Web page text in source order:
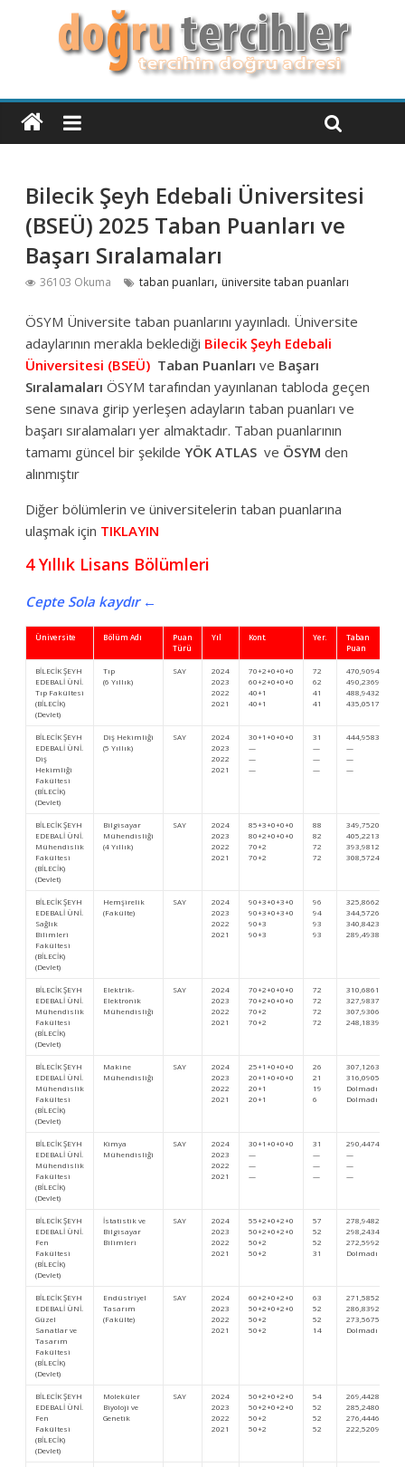
Bilecik Şeyh Edebali Üniversitesi
(BSEÜ) 2025 Taban Puanları ve
Başarı Sıralamaları
36103 Okuma taban puanları, üniversite taban puanları
ÖSYM Üniversite taban puanlarını yayınladı. Üniversite
adaylarının merakla beklediği Bilecik Şeyh Edebali
Üniversitesi (BSEÜ) Taban Puanları ve Başarı
Sıralamaları ÖSYM tarafından yayınlanan tabloda geçen
sene sınava girip yerleşen adayların taban puanları ve
başarı sıralamaları yer almaktadır. Taban puanlarının
tamamı güncel bir şekildeYÖK ATLAS ve ÖSYM den
alınmıştır
Diğer bölümlerin ve üniversitelerin taban puanlarına
ulaşmak için TIKLAYIN
4 Yıllık Lisans Bölümleri
Cepte Sola kaydır ←
Üniversite Bölüm Adı
Puan
Türü
Yıl Kont. Yer.
Taban
Puan
BİLECİK ŞEYH
EDEBALİ ÜNİ.
Tıp Fakültesi
(BİLECİK)
(Devlet)
Tıp
(6 Yıllık)
SAY
2024
2023
2022
2021
70+2+0+0+0
60+2+0+0+0
40+1
40+1
72
62
41
41
470,90948
490,23696
488,94324
435,05170
BİLECİK ŞEYH
EDEBALİ ÜNİ.
Diş
Hekimliği
Fakültesi
(BİLECİK)
(Devlet)
Diş Hekimliği
(5 Yıllık)
SAY
2024
2023
2022
2021
30+1+0+0+0
—
—
—
31
—
—
—
444,95837
—
—
—
BİLECİK ŞEYH
EDEBALİ ÜNİ.
Mühendislik
Fakültesi
(BİLECİK)
(Devlet)
Bilgisayar
Mühendisliği
(4 Yıllık)
SAY
2024
2023
2022
2021
85+3+0+0+0
80+2+0+0+0
70+2
70+2
88
82
72
72
349,75208
405,22134
393,98126
308,57249
BİLECİK ŞEYH
EDEBALİ ÜNİ.
Sağlık
Bilimleri
Fakültesi
(BİLECİK)
(Devlet)
Hemşirelik
(Fakülte)
SAY
2024
2023
2022
2021
90+3+0+3+0
90+3+0+3+0
90+3
90+3
96
94
93
93
325,86624
344,57262
340,84238
289,49384
BİLECİK ŞEYH
EDEBALİ ÜNİ.
Mühendislik
Fakültesi
(BİLECİK)
(Devlet)
Elektrik-
Elektronik
Mühendisliği
SAY
2024
2023
2022
2021
70+2+0+0+0
70+2+0+0+0
70+2
70+2
72
72
72
72
310,68612
327,98373
307,93065
248,18394
BİLECİK ŞEYH
EDEBALİ ÜNİ.
Mühendislik
Fakültesi
(BİLECİK)
(Devlet)
Makine
Mühendisliği
SAY
2024
2023
2022
2021
25+1+0+0+0
20+1+0+0+0
20+1
20+1
26
21
19
6
307,12636
316,09052
Dolmadı
Dolmadı
BİLECİK ŞEYH
EDEBALİ ÜNİ.
Mühendislik
Fakültesi
(BİLECİK)
(Devlet)
Kimya
Mühendisliği
SAY
2024
2023
2022
2021
30+1+0+0+0
—
—
—
31
—
—
—
290,44749
—
—
—
BİLECİK ŞEYH
EDEBALİ ÜNİ.
Fen
Fakültesi
(BİLECİK)
(Devlet)
İstatistik ve
Bilgisayar
Bilimleri
SAY
2024
2023
2022
2021
55+2+0+2+0
50+2+0+2+0
50+2
50+2
57
52
52
31
278,94825
298,24343
272,59922
Dolmadı
BİLECİK ŞEYH
EDEBALİ ÜNİ.
Güzel
Sanatlar ve
Tasarım
Fakültesi
(BİLECİK)
(Devlet)
Endüstriyel
Tasarım
(Fakülte)
SAY
2024
2023
2022
2021
60+2+0+2+0
50+2+0+2+0
50+2
50+2
63
52
52
14
271,58521
286,83928
273,56751
Dolmadı
BİLECİK ŞEYH
EDEBALİ ÜNİ.
Fen
Fakültesi
(BİLECİK)
(Devlet)
Moleküler
Biyoloji ve
Genetik
SAY
2024
2023
2022
2021
50+2+0+2+0
50+2+0+2+0
50+2
50+2
54
52
52
52
269,44282
285,24805
276,44465
222,52094